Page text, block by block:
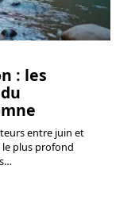
: les
entre juin et
le plus profond
…